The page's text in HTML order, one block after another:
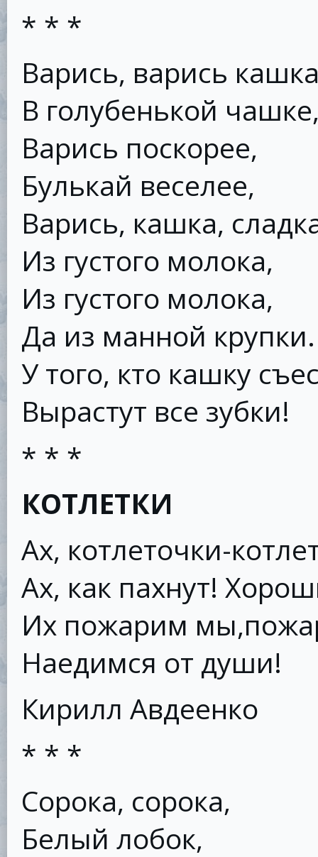
* * *
Варись, варись
В голубенькой
Варись поскорее,
Булькай веселее,
Варись, кашка,
Из густого молока,
Из густого молока,
Да из манной крупки.
У того, кто кашку
Вырастут все зубки!
* * *
КОТЛЕТКИ
Ах, котлеточки-
Ах, как пахнут!
Их пожарим
Наедимся от души!
Кирилл Авдеенко
* * *
Сорока, сорока,
Белый лобок,